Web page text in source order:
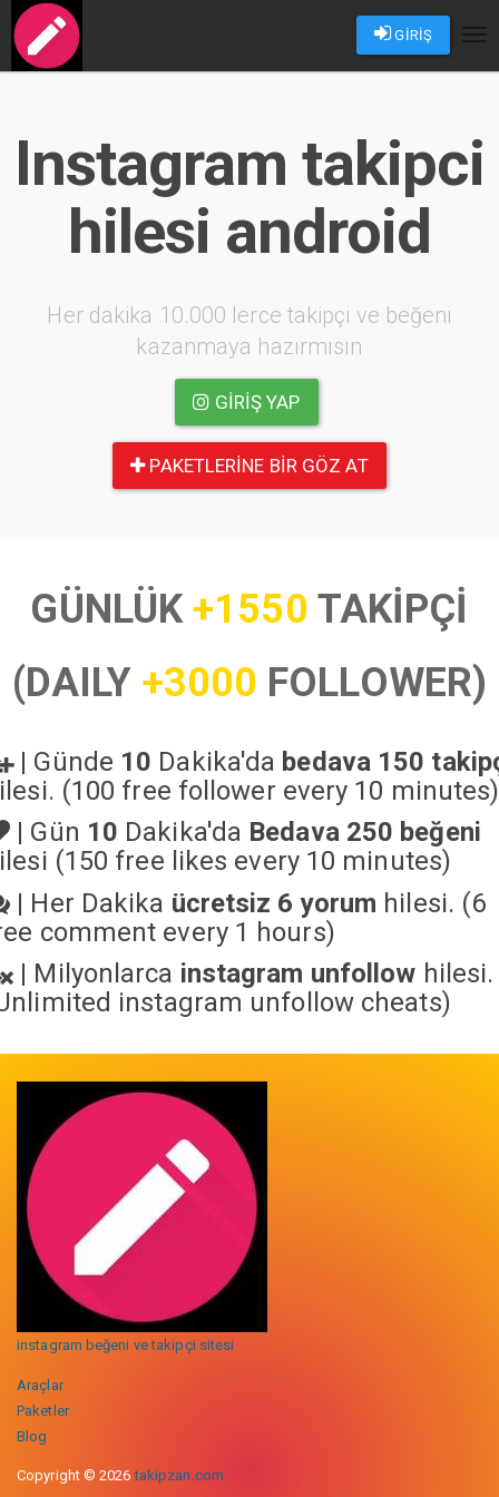
GİRİŞ
Instagram takipci
hilesi android
Her dakika 10.000 lerce takipçi ve beğeni
kazanmaya hazırmısın
GIRIŞ YAP
PAKETLERINE BIR GÖZ AT
GÜNLÜK+1550 TAKİPÇİ
(DAILY +3000 FOLLOWER)
| Günde 10 Dakika'da bedava 150
(100 free follower every 10 minutes)
| Gün 10 Dakika'da Bedava 250 beğeni
(150 free likes every 10 minutes)
| Her Dakika ücretsiz 6 yorum hilesi. (6
comment every 1 hours)
| Milyonlarca instagram unfollow hilesi.
instagram unfollow cheats)
instagram beğeni ve takipçi sitesi
Araçlar
Paketler
Blog
Copyright © 2026takipzan.com